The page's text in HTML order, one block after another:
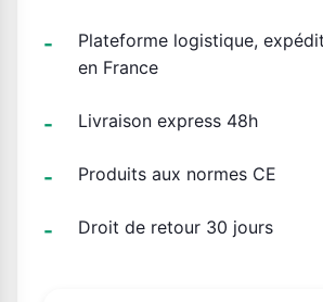
Plateforme logistique,
en France
Livraison express 48h
Produits aux normes CE
Droit de retour 30 jours